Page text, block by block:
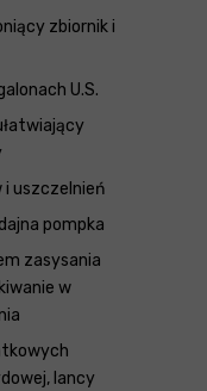
zbiornik i
U.S.
i uszczelnień
pompka
zasysania
w
lancy